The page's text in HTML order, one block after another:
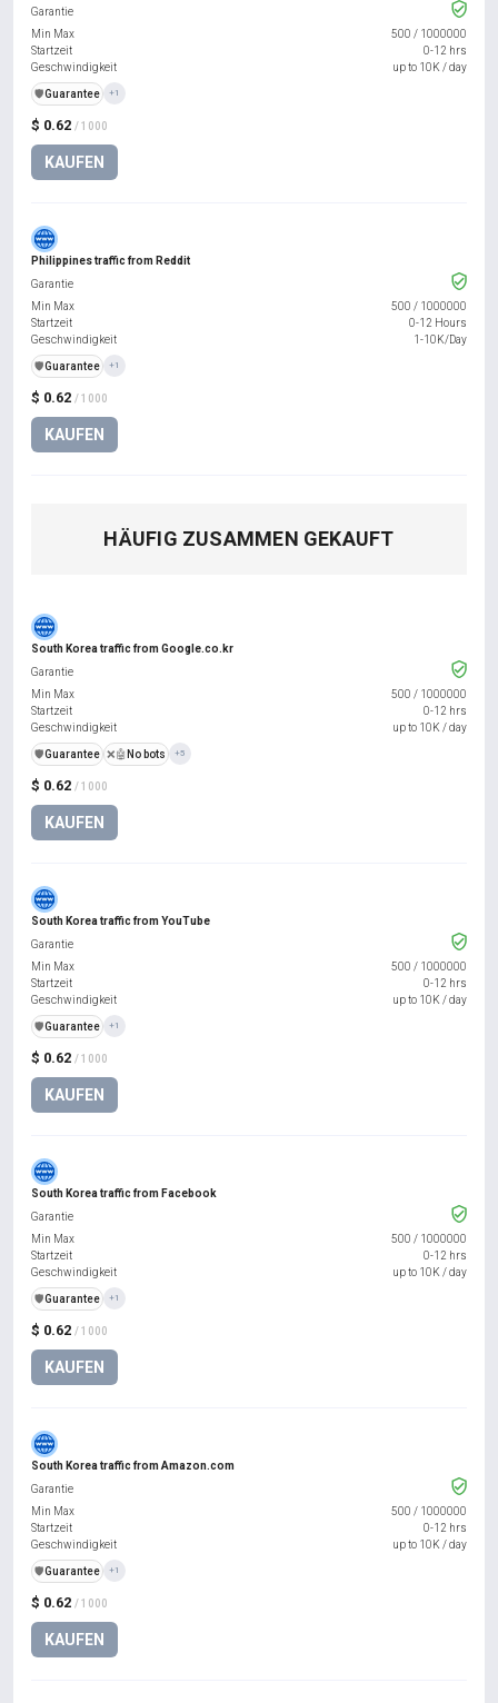
$ 0.62 / 1000
KAUFEN
Garantie
Min Max
500 / 1000000
Startzeit
0-12 hrs
Geschwindigkeit
up to 10K / day
️🛡️Guarantee +1
Philippines traffic from Reddit
$ 0.62 / 1000
KAUFEN
Garantie
Min Max
500 / 1000000
Startzeit
0-12 Hours
Geschwindigkeit
1-10K/Day
️🛡️Guarantee +1
HÄUFIG ZUSAMMEN GEKAUFT
South Korea traffic from Google.co.kr
$ 0.62 / 1000
KAUFEN
Garantie
Min Max
500 / 1000000
Startzeit
0-12 hrs
Geschwindigkeit
up to 10K / day
️🛡️Guarantee ❌🤖 No bots +5
South Korea traffic from YouTube
$ 0.62 / 1000
KAUFEN
Garantie
Min Max
500 / 1000000
Startzeit
0-12 hrs
Geschwindigkeit
up to 10K / day
️🛡️Guarantee +1
South Korea traffic from Facebook
$ 0.62 / 1000
KAUFEN
Garantie
Min Max
500 / 1000000
Startzeit
0-12 hrs
Geschwindigkeit
up to 10K / day
️🛡️Guarantee +1
South Korea traffic from Amazon.com
$ 0.62 / 1000
KAUFEN
Garantie
Min Max
500 / 1000000
Startzeit
0-12 hrs
Geschwindigkeit
up to 10K / day
️🛡️Guarantee +1